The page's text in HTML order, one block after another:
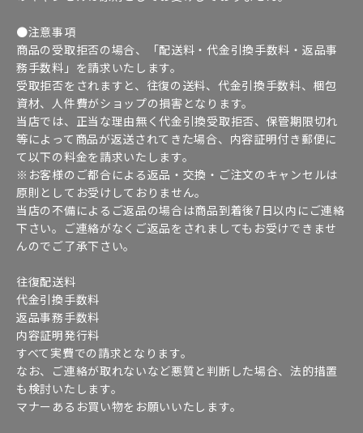
●注意事項
商品の受取拒否の場合、「配送料・代金引換手数料・返品事
務手数料」を請求いたします。
受取拒否をされますと、往復の送料、代金引換手数料、梱包
資材、人件費がショップの損害となります。
当店では、正当な理由無く代金引換受取拒否、保管期限切れ
等によって商品が返送されてきた場合、内容証明付き郵便に
て以下の料金を請求いたします。
※お客様のご都合による返品・交換・ご注文のキャンセルは
原則としてお受けしておりません。
当店の不備によるご返品の場合は商品到着後7日以内にご連絡
下さい。ご連絡がなくご返品をされましてもお受けできませ
んのでご了承下さい。
往復配送料
代金引換手数料
返品事務手数料
内容証明発行料
すべて実費での請求となります。
なお、ご連絡が取れないなど悪質と判断した場合、法的措置
も検討いたします。
マナーあるお買い物をお願いいたします。